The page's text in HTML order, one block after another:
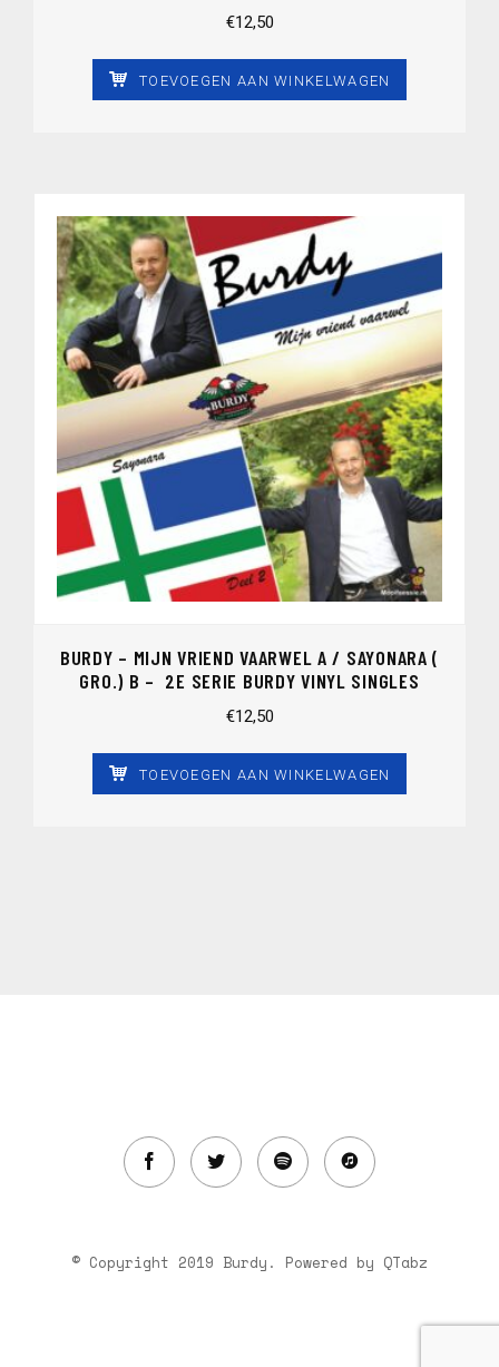
€12,50
TOEVOEGEN AAN WINKELWAGEN
BURDY – MIJN VRIEND VAARWEL A / SAYONARA (
GRO.) B – 2E SERIE BURDY VINYL SINGLES
€12,50
TOEVOEGEN AAN WINKELWAGEN
© Copyright 2019 Burdy. Powered by QTabz